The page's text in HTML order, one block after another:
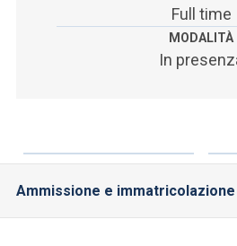
Full time
MODALITÀ
In
Ammissione e immatricolazione